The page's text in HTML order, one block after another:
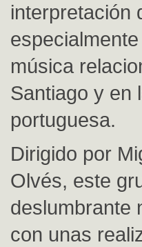
interpretación
música
Santiago y en
portuguesa.
Dirigido por
Olvés, este
deslumbrante
con unas